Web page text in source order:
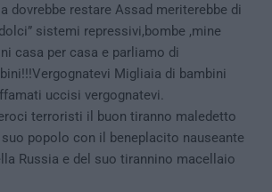
dovrebbe restare Assad meriterebbe di
sistemi repressivi,bombe ,mine
casa per casa e parliamo di
Migliaia di bambini
uccisi vergognatevi.
terroristi il buon tiranno maledetto
popolo con il beneplacito nauseante
Russia e del suo tirannino macellaio